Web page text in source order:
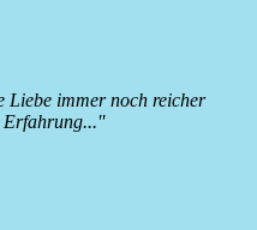
Liebe immer noch reicher
Erfahrung...''